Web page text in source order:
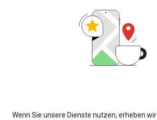
Wenn Sie unsere Dienste nutzen, erheben wir